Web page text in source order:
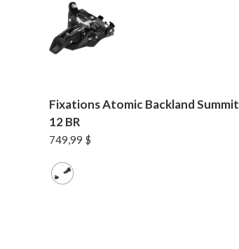
Fixations Atomic Backland Summit
12 BR
749,99 $